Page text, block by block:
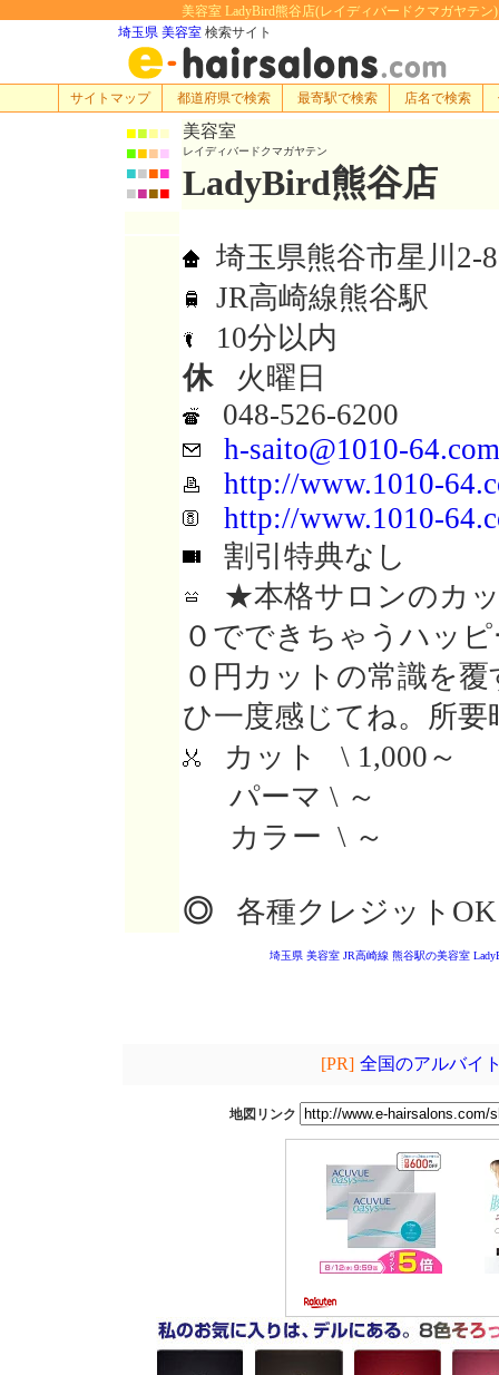
美容室 LadyBird熊谷店(レイディバードクマガヤテ
埼玉県 美容室 検索サイト
サイトマップ 都道府県で検索 最寄駅で検索 店名で検索
■■■■
■■■■
■■■■
■■■■
美容室
レイディバードクマガヤテン
LadyBird熊谷店
埼玉県熊谷市星川2-
JR高崎線熊谷駅
10分以内
休火曜日
048-526-6200
h-saito@1010-64.com
http://www.1010-
http://www.1010-
割引特典なし
★本格サロンのカ
０でできちゃうハッ
０円カットの常識を
ひ一度感じてね。所
カット \ 1,000～
パーマ \ ～
カラー \ ～
◎ 各種クレジット
埼玉県 美容室 JR高崎線 熊谷駅の美容室
[PR] 全国のアルバイ
地図リンク